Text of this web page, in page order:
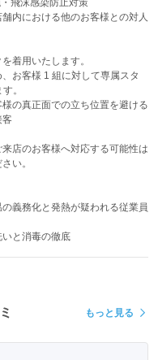
飛沫感染防止対策
内における他のお客様との対人
着用いたします。
お客様 1 組に対して専属スタ
。
様の真正面での立ち位置を避ける
客
店のお客様へ対応する可能性は
い。
の義務化と発熱が疑われる従業員
いと消毒の徹底
もっと見る